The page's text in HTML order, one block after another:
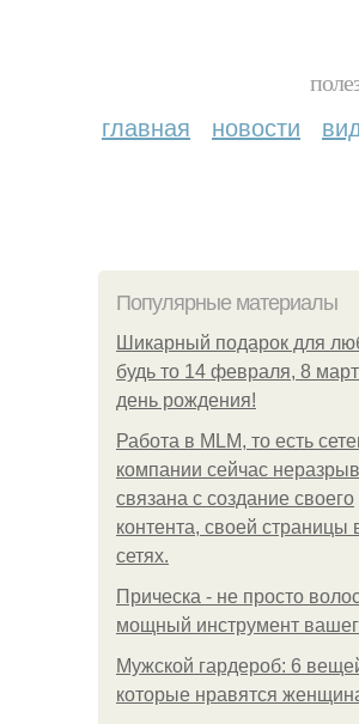
главная новости
Популярные материалы
Шикарный подарок для
будь то 14 февраля, 8
день рождения!
Работа в MLM, то есть
компании сейчас
связана с создание своего
контента, своей страницы
сетях.
Прическа - не просто
мощный инструмент
Мужской гардероб: 6
которые нравятся